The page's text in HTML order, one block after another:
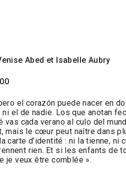
Abed et Isabelle Aubry
el corazón puede nacer en
el de nadie. Los que anotan
vas cada verano al culo del
mais le cœur peut naître dans
carte d’identité : ni la tienne,
rien. Et si les enfants de
je veux être comblée ».